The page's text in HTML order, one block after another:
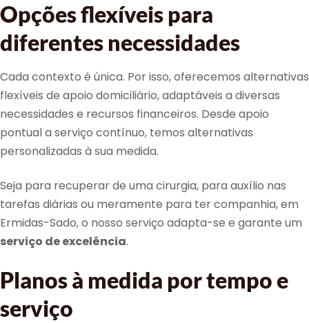
Opções flexíveis para
diferentes necessidades
Cada contexto é única. Por isso, oferecemos alternativas
flexíveis de apoio domiciliário, adaptáveis a diversas
necessidades e recursos financeiros. Desde apoio
pontual a serviço contínuo, temos alternativas
personalizadas à sua medida.
Seja para recuperar de uma cirurgia, para auxílio nas
tarefas diárias ou meramente para ter companhia, em
Ermidas-Sado, o nosso serviço adapta-se e garante um
serviço de excelência.
Planos à medida por tempo e
serviço